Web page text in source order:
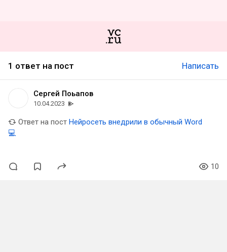
1 ответ на пост Написать
Сергей Поьапов
10.04.2023
Ответ на пост Нейросеть внедрили в обычный Word
💻
10